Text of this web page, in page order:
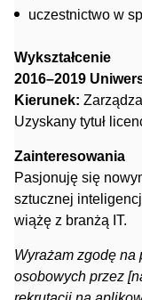
uczestnictwo w
Wykształcenie
2016–2019
Kierunek:
Uzyskany tytuł
Zainteresowania
Pasjonuję się
sztucznej
wiążę z branżą IT.
Wyrażam zgodę na
osobowych przez